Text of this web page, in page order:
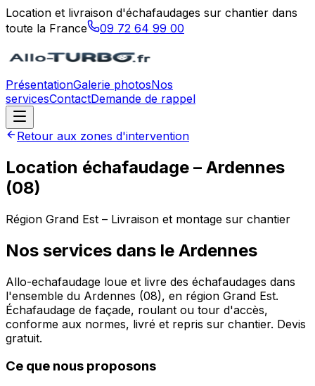
Location et livraison d'échafaudages sur chantier dans
toute la France
09 72 64 99 00
PrésentationGalerie photosNos
servicesContactDemande de rappel
Retour aux zones d'intervention
Location échafaudage – Ardennes
(08)
Région Grand Est – Livraison et montage sur chantier
Nos services dans le Ardennes
Allo-echafaudage loue et livre des échafaudages dans
l'ensemble du Ardennes (08), en région Grand Est.
Échafaudage de façade, roulant ou tour d'accès,
conforme aux normes, livré et repris sur chantier. Devis
gratuit.
Ce que nous proposons